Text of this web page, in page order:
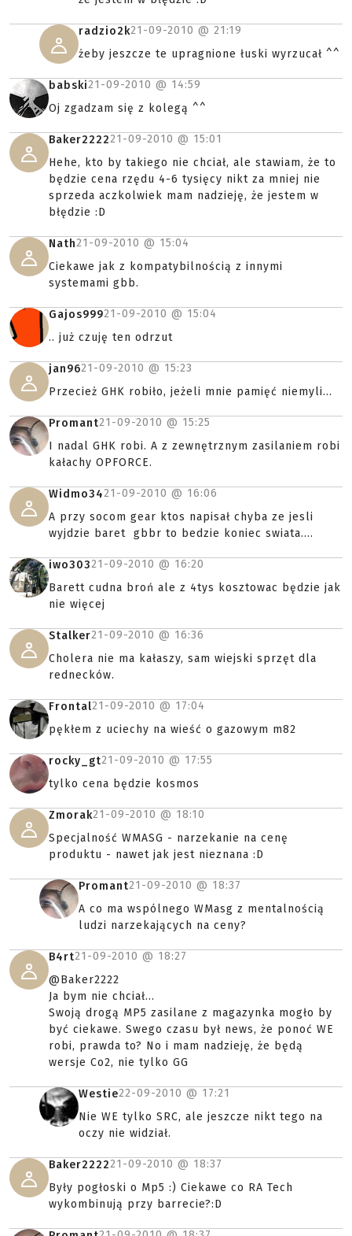
radzio2k21-09-2010 @ 21:19
żeby jeszcze te upragnione łuski wyrzucał ^^
babski21-09-2010 @ 14:59
Oj zgadzam się z kolegą ^^
Baker222221-09-2010 @ 15:01
Hehe, kto by takiego nie chciał, ale stawiam, że to
będzie cena rzędu 4-6 tysięcy nikt za mniej nie
sprzeda aczkolwiek mam nadzieję, że jestem w
błędzie :D
Nath21-09-2010 @ 15:04
Ciekawe jak z kompatybilnością z innymi
systemami gbb.
Gajos99921-09-2010 @ 15:04
.. już czuję ten odrzut
jan9621-09-2010 @ 15:23
Przecież GHK robiło, jeżeli mnie pamięć niemyli...
Promant21-09-2010 @ 15:25
I nadal GHK robi. A z zewnętrznym zasilaniem robi
kałachy OPFORCE.
Widmo3421-09-2010 @ 16:06
A przy socom gear ktos napisał chyba ze jesli
wyjdzie baret gbbr to bedzie koniec swiata....
iwo30321-09-2010 @ 16:20
Barett cudna broń ale z 4tys kosztowac będzie jak
nie więcej
Stalker21-09-2010 @ 16:36
Cholera nie ma kałaszy, sam wiejski sprzęt dla
rednecków.
Frontal21-09-2010 @ 17:04
pękłem z uciechy na wieść o gazowym m82
rocky_gt21-09-2010 @ 17:55
tylko cena będzie kosmos
Zmorak21-09-2010 @ 18:10
Specjalność WMASG - narzekanie na cenę
produktu - nawet jak jest nieznana :D
Promant21-09-2010 @ 18:37
A co ma wspólnego WMasg z mentalnością
ludzi narzekających na ceny?
B4rt21-09-2010 @ 18:27
@Baker2222
Ja bym nie chciał...
Swoją drogą MP5 zasilane z magazynka mogło by
być ciekawe. Swego czasu był news, że ponoć WE
robi, prawda to? No i mam nadzieję, że będą
wersje Co2, nie tylko GG
Westie22-09-2010 @ 17:21
Nie WE tylko SRC, ale jeszcze nikt tego na
oczy nie widział.
Baker222221-09-2010 @ 18:37
Były pogłoski o Mp5 :) Ciekawe co RA Tech
wykombinują przy barrecie?:D